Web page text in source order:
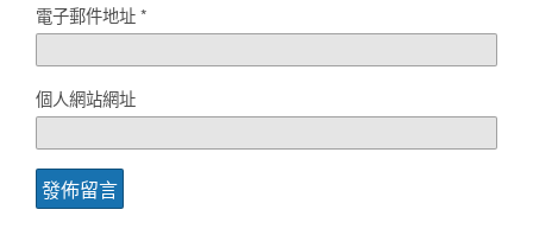
電子郵件地址*
個人網站網址